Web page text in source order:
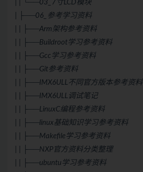
| | └──03_7寸LCD模块
| ├──06_参考学习资料
| | ├──Arm架构参考资料
| | ├──Buildroot学习参考资料
| | ├──Gcc学习参考资料
| | ├──Git参考资料
| | ├──IMX6ULL不同官方版本参考资料
| | ├──IMX6ULL调试笔记
| | ├──LinuxC编程参考资料
| | ├──linux基础知识学习参考资料
| | ├──Makefile学习参考资料
| | ├──NXP官方资料分类整理
| | ├──ubuntu学习参考资料